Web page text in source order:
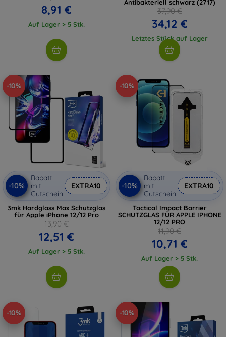
8,91 €
Auf Lager > 5 Stk.
Antibakteriell schwarz (2717)
37,90 €
34,12 €
Letztes Stück auf Lager
-10%
-10%
Rabatt
mit
Gutschein
EXTRA10
3mk Hardglass Max Schutzglas
für Apple iPhone 12/12 Pro
13,90 €
12,51 €
Auf Lager > 5 Stk.
-10%
-10%
Rabatt
mit
Gutschein
EXTRA10
Tactical Impact Barrier
SCHUTZGLAS FÜR APPLE IPHONE
12/12 PRO
11,90 €
10,71 €
Auf Lager > 5 Stk.
-10% -10%